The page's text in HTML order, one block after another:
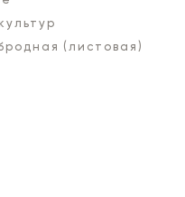
(листовая)